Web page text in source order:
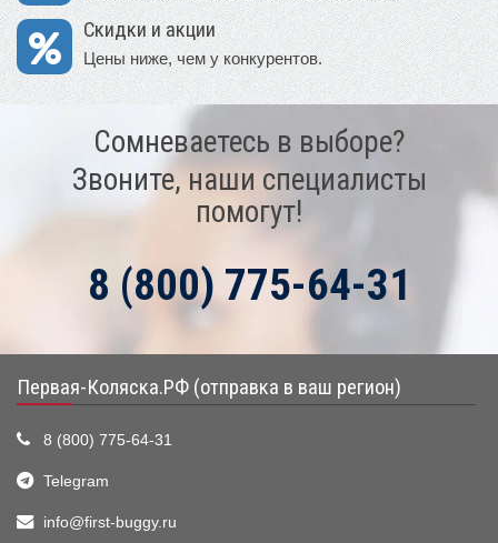
Скидки и акции
Цены ниже, чем у конкурентов.
Сомневаетесь в выборе?
Звоните, наши специалисты
помогут!
8 (800) 775-64-31
Первая-Коляска.РФ (отправка в ваш регион)
8 (800) 775-64-31
Telegram
info@first-buggy.ru